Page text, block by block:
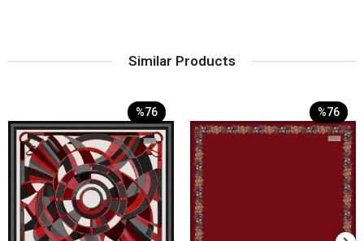
Similar Products
%76 %76